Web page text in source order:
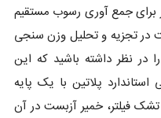
برای جمع آوری رسوب مستقیم
در تجزیه و تحلیل وزن سنجی
در نظر داشته باشید که این
پلاتین با یک پایه
فیلتر، خمیر آزبست در آن